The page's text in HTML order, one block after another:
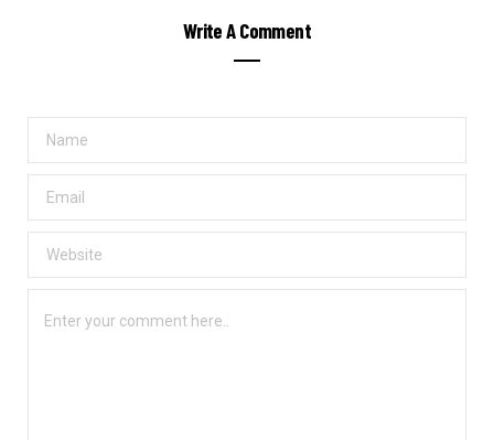
Write A Comment